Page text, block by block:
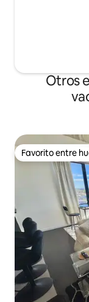
Otros
Favorito entre
Favorito entre